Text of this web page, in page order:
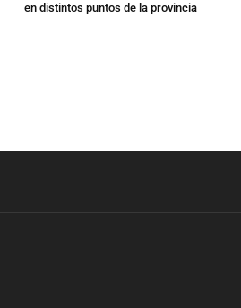
en distintos puntos de la provincia